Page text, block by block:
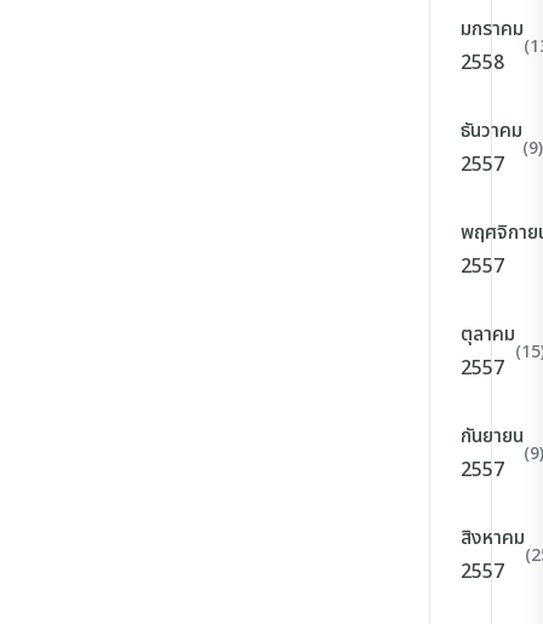
มกราคม
2558
ธันวาคม
2557
(9)
พฤศจิกาย
2557
ตุลาคม
2557
กันยายน
2557
(9)
สิงหาคม
2557